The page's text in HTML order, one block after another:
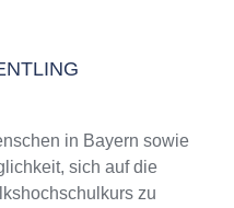
in Bayern sowie
sich auf die
zu